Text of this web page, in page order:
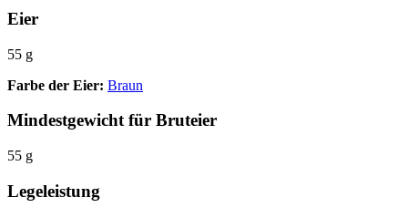
Eier
55 g
Farbe der Eier: Braun
Mindestgewicht für Bruteier
55 g
Legeleistung